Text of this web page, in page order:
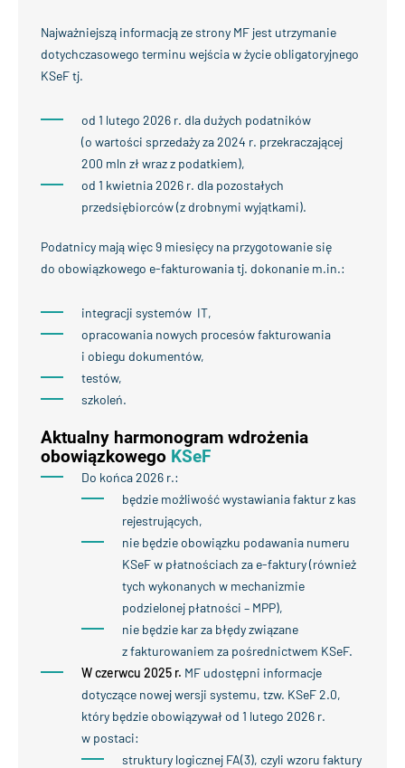
Najważniejszą informacją ze strony MF jest utrzymanie
dotychczasowego terminu wejścia w życie obligatoryjnego
KSeF tj.
od 1 lutego 2026 r. dla dużych podatników
(o wartości sprzedaży za 2024 r. przekraczającej
200 mln zł wraz z podatkiem),
od 1 kwietnia 2026 r. dla pozostałych
przedsiębiorców (z drobnymi wyjątkami).
Podatnicy mają więc 9 miesięcy na przygotowanie się
do obowiązkowego e-fakturowania tj. dokonanie m.in.:
integracji systemów IT,
opracowania nowych procesów fakturowania
i obiegu dokumentów,
testów,
szkoleń.
Aktualny harmonogram wdrożenia
obowiązkowego KSeF
Do końca 2026 r.:
będzie możliwość wystawiania faktur z kas
rejestrujących,
nie będzie obowiązku podawania numeru
KSeF w płatnościach za e-faktury (również
tych wykonanych w mechanizmie
podzielonej płatności – MPP),
nie będzie kar za błędy związane
z fakturowaniem za pośrednictwem KSeF.
W czerwcu 2025 r. MF udostępni informacje
dotyczące nowej wersji systemu, tzw. KSeF 2.0,
który będzie obowiązywał od 1 lutego 2026 r.
w postaci:
struktury logicznej FA(3), czyli wzoru faktury